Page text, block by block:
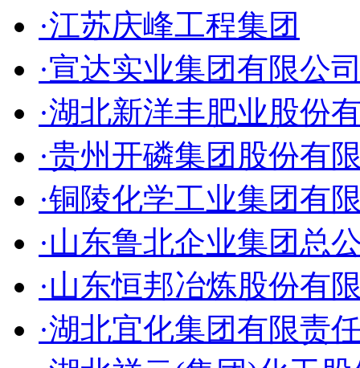
·江苏庆峰工程集团
·宣达实业集团有限公
·湖北新洋丰肥业股份
·贵州开磷集团股份有
·铜陵化学工业集团有
·山东鲁北企业集团总
·山东恒邦冶炼股份有
·湖北宜化集团有限责